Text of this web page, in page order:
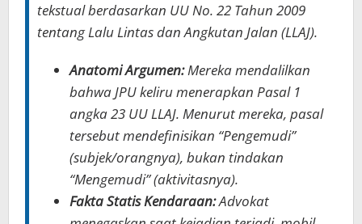
tekstual berdasarkan UU No. 22 Tahun 2009
tentang Lalu Lintas dan Angkutan Jalan (LLAJ).
Anatomi Argumen:Mereka mendalilkan
bahwa JPU keliru menerapkan Pasal 1
angka 23 UU LLAJ. Menurut mereka, pasal
tersebut mendefinisikan “Pengemudi”
(subjek/orangnya), bukan tindakan
“Mengemudi” (aktivitasnya).
Fakta Statis Kendaraan:Advokat